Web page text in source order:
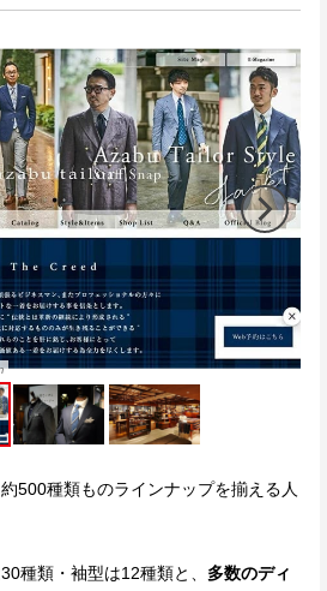
500種類ものラインナップを揃える人
種類・袖型は12種類と、 多数のディ